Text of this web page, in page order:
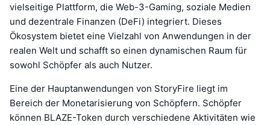
vielseitige Plattform, die Web-3-Gaming, soziale Medien
und dezentrale Finanzen (DeFi) integriert. Dieses
Ökosystem bietet eine Vielzahl von Anwendungen in der
realen Welt und schafft so einen dynamischen Raum für
sowohl Schöpfer als auch Nutzer.
Eine der Hauptanwendungen von StoryFire liegt im
Bereich der Monetarisierung von Schöpfern. Schöpfer
können BLAZE-Token durch verschiedene Aktivitäten wie